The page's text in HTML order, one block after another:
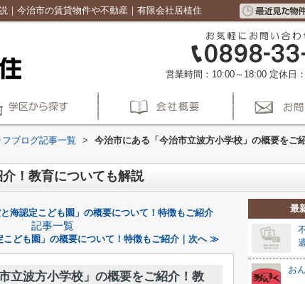
｜今治市の賃貸物件や不動産｜有限会社居植住
営業時間：10:00～18:00 定休日
ブログ記事一覧 >
今治市にある「今治市立波方小学校」の概要をご
！教育についても解説
海認定こども園」の概要について！特徴もご紹介
記事一覧
こども園」の概要について！特徴もご紹介｜次へ ≫
立波方小学校」の概要をご紹介！教
最
お